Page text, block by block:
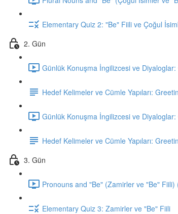
Elementary Quiz 2: "Be" Fiili ve Çoğul
2. Gün
Günlük Konuşma İngilizcesi ve
Hedef Kelimeler ve Cümle Yapıları:
Günlük Konuşma İngilizcesi ve
Hedef Kelimeler ve Cümle Yapıları:
3. Gün
Pronouns and "Be" (Zamirler ve "Be" Fiili)
Elementary Quiz 3: Zamirler ve "Be" Fiili